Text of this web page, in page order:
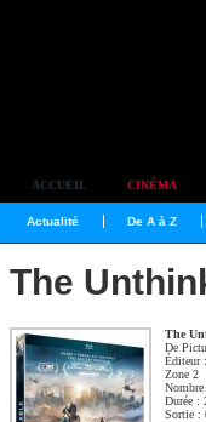
ACCUEIL CINÉMA
Actualité De A à Z
The
The
De
Éditeur
Zone 2
Nombre
Durée :
Sortie :